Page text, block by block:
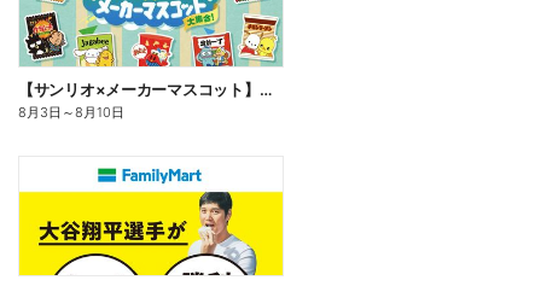
【サンリオ×メーカーマスコット】オリジナルグッズ貰える!
8月3日 ～8月10日